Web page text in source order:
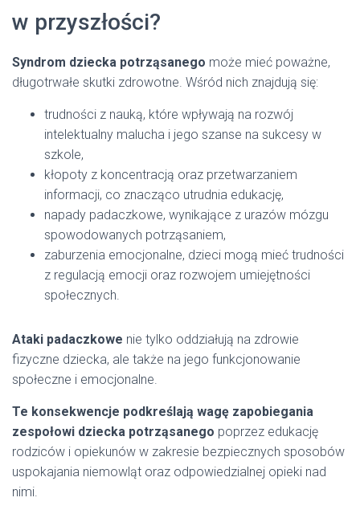
w przyszłości?
Syndrom dziecka potrząsanego może mieć poważne,
długotrwałe skutki zdrowotne. Wśród nich znajdują się:
trudności z nauką, które wpływają na rozwój
intelektualny malucha i jego szanse na sukcesy w
szkole,
kłopoty z koncentracją oraz przetwarzaniem
informacji, co znacząco utrudnia edukację,
napady padaczkowe, wynikające z urazów mózgu
spowodowanych potrząsaniem,
zaburzenia emocjonalne, dzieci mogą mieć trudności
z regulacją emocji oraz rozwojem umiejętności
społecznych.
Ataki padaczkowe nie tylko oddziałują na zdrowie
fizyczne dziecka, ale także na jego funkcjonowanie
społeczne i emocjonalne.
Te konsekwencje podkreślają wagę zapobiegania
zespołowi dziecka potrząsanego poprzez edukację
rodziców i opiekunów w zakresie bezpiecznych sposobów
uspokajania niemowląt oraz odpowiedzialnej opieki nad
nimi.